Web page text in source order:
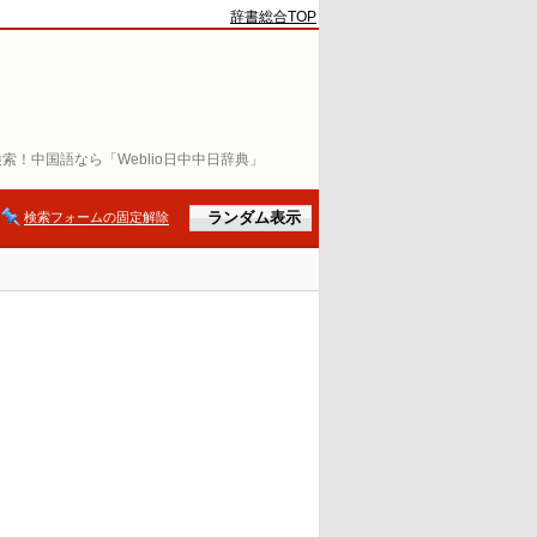
！中国語なら「Weblio日中中日辞典」
辞書総合TOP
検索フォームの固定解除